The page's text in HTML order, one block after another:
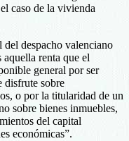
caso de la vivienda
del despacho valenciano
renta que el
general por ser
disfrute sobre
o por la titularidad de un
sobre bienes inmuebles,
del capital
económicas”.